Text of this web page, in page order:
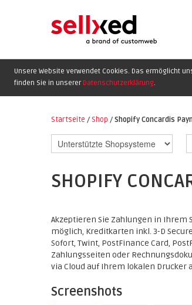
Unsere Website verwendet Cookies. Das ermöglicht
finden Sie in unserer Datenschutzerklärung.
Startseite / Shop /Shopify Concardis
SHOPIFY
Akzeptieren Sie Zahlungen in Ihrem
möglich, Kreditkarten inkl. 3-D
Sofort, Twint, PostFinance Card,
Zahlungsseiten oder
via Cloud auf Ihrem lokalen Drucker
Screenshots